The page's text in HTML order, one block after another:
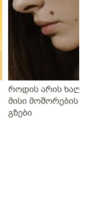
როდის არის
მისი მოშორების
გზები